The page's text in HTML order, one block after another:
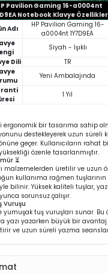
Pavilion Gaming 16-a0004nt
Notebook Klavye
Adı
HP Pavilion Gaming 16-
a0004nt 1Y7D9EA
Siyah - Işıklı
Dili
TR
Yeni Ambalajında
1 Yıl
bir tasarıma sahip
destekleyerek uzun süreli
geçer. Kullanıcıların rahat
özenle tasarlanmıştır.
⏳
malzemelerden üretilir ve uzun
kullanıma rağmen
bilinir. Yüksek kaliteli tuşlar,
sorunsuz çalışır.
Vuruşu
tuş vuruşları sunar. Bu
yazı yazarken büyük bir
ve uzun süreli yazma